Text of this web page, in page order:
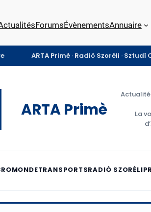
ForumsÉvènementsAnnuaire
ARTA Primè · Radiò Szorèli · Sztudì
ARTA Primè
La
TRANSPORTSRADIÒ SZORÈLI